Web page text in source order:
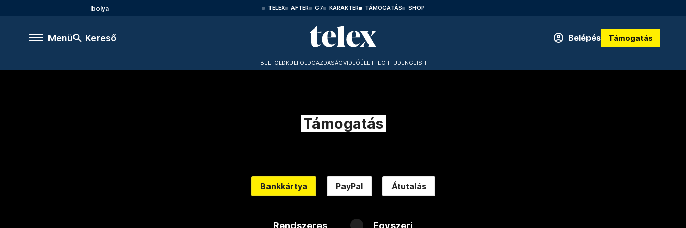
Ibolya TELEX AFTER G7 KARAKTER TÁMOGATÁS SHOP
Menü Kereső Belépés Támogatás
BELFÖLDKÜLFÖLDGAZDASÁGVIDEÓÉLETTECHTUDENGLISH
Támogatás
Bankkártya PayPal Átutalás
Rendszeres Egyszeri